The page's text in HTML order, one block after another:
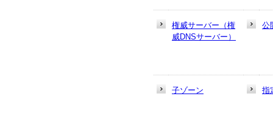
権威サーバー（権
威DNSサーバー）
公
子ゾーン 指